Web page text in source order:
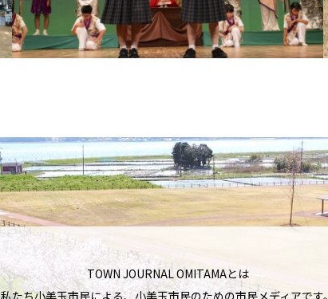
TOWN JOURNAL OMITAMAとは